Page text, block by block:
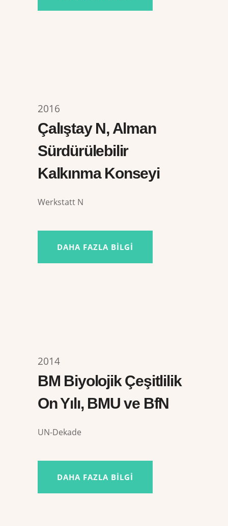
2016
Çalıştay N, Alman
Sürdürülebilir
Kalkınma Konseyi
Werkstatt N
DAHA FAZLA BILGI
2014
BM Biyolojik Çeşitlilik
On Yılı, BMU ve BfN
UN-Dekade
DAHA FAZLA BILGI